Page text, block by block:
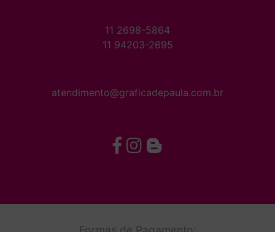
11 2698-5864
11 94203-2695
atendimento@graficadepaula.com.br